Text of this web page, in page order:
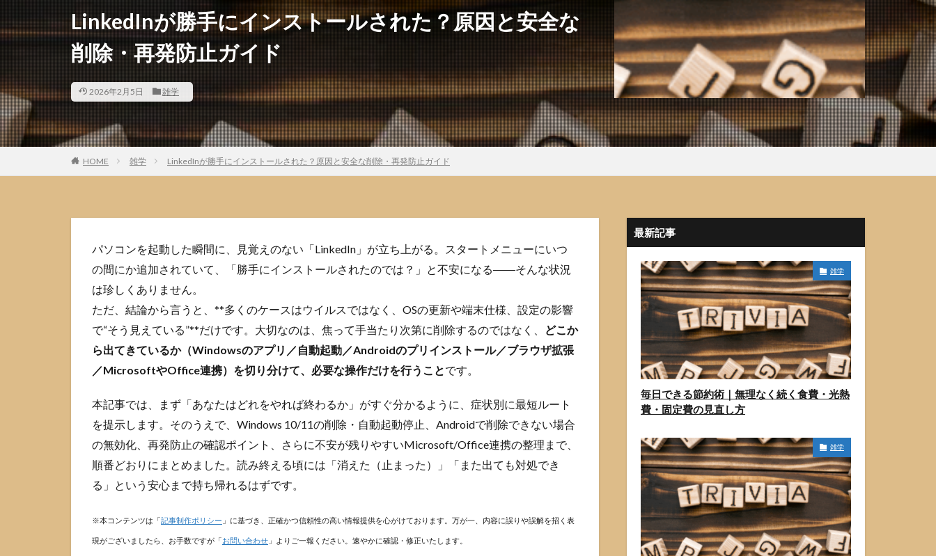
LinkedInが勝手にインストールされた？原因と安全な
削除・再発防止ガイド
2026年2月5日 雑学
HOME 雑学 LinkedInが勝手にインストールされた？原因と安全な削除・再発防止ガイド
パソコンを起動した瞬間に、見覚えのない「LinkedIn」が立ち上がる。スタートメニューにいつ
の間にか追加されていて、「勝手にインストールされたのでは？」と不安になる――そんな状況
は珍しくありません。
ただ、結論から言うと、**多くのケースはウイルスではなく、OSの更新や端末仕様、設定の影響
で“そう見えている”**だけです。大切なのは、焦って手当たり次第に削除するのではなく、
どこか
ら出てきているか（Windowsのアプリ／自動起動／Androidのプリインストール／ブラウザ拡張
／MicrosoftやOffice連携）を切り分けて、必要な操作だけを行うことです。
本記事では、まず「あなたはどれをやれば終わるか」がすぐ分かるように、症状別に最短ルート
を提示します。そのうえで、Windows 10/11の削除・自動起動停止、Androidで削除できない場合
の無効化、再発防止の確認ポイント、さらに不安が残りやすいMicrosoft/Office連携の整理まで、
順番どおりにまとめました。読み終える頃には「消えた（止まった）」「また出ても対処でき
る」という安心まで持ち帰れるはずです。
※本コンテンツは「記事制作ポリシー 」に基づき、正確かつ信頼性の高い情報提供を心がけております。万が一、内容に誤りや誤解を招く表
現がございましたら、お手数ですが「お問い合わせ 」よりご一報ください。速やかに確認・修正いたします。
最新記事
雑学
毎日できる節約術｜無理なく続く食費・光熱
費・固定費の見直し方
雑学